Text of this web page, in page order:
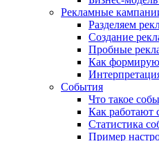
Рекламные
Разделяем
Создание
Пробные
Как
События
Что такое
Как работают
Статистика
Пример